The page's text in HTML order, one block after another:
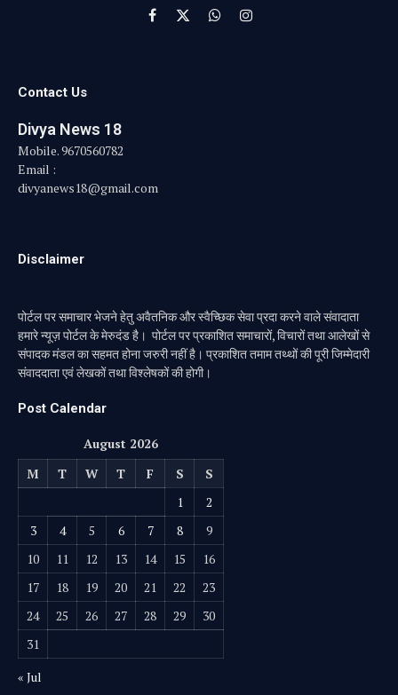
Facebook
X
WhatsAppInstagram
Contact Us
Divya News 18
Mobile. 9670560782
Email :
divyanews18@gmail.com
Disclaimer
पोर्टल पर समाचार भेजने हेतु अवैतनिक और स्वैच्छिक सेवा प्रदा करने वाले संवादाता
हमारे न्यूज़ पोर्टल के मेरुदंड है। पोर्टल पर प्रकाशित समाचारों, विचारों तथा आलेखों से
संपादक मंडल का सहमत होना जरुरी नहीं है। प्रकाशित तमाम तथ्थों की पूरी जिम्मेदारी
संवाददाता एवं लेखकों तथा विश्लेषकों की होगी।
Post Calendar
August 2026
M
T W T F S
S
1
2
3
4 5 6 7 8
9
10
11 12 13 14 15
16
17
18 19 20 21 22
23
24
25 26 27 28 29
30
31
« Jul